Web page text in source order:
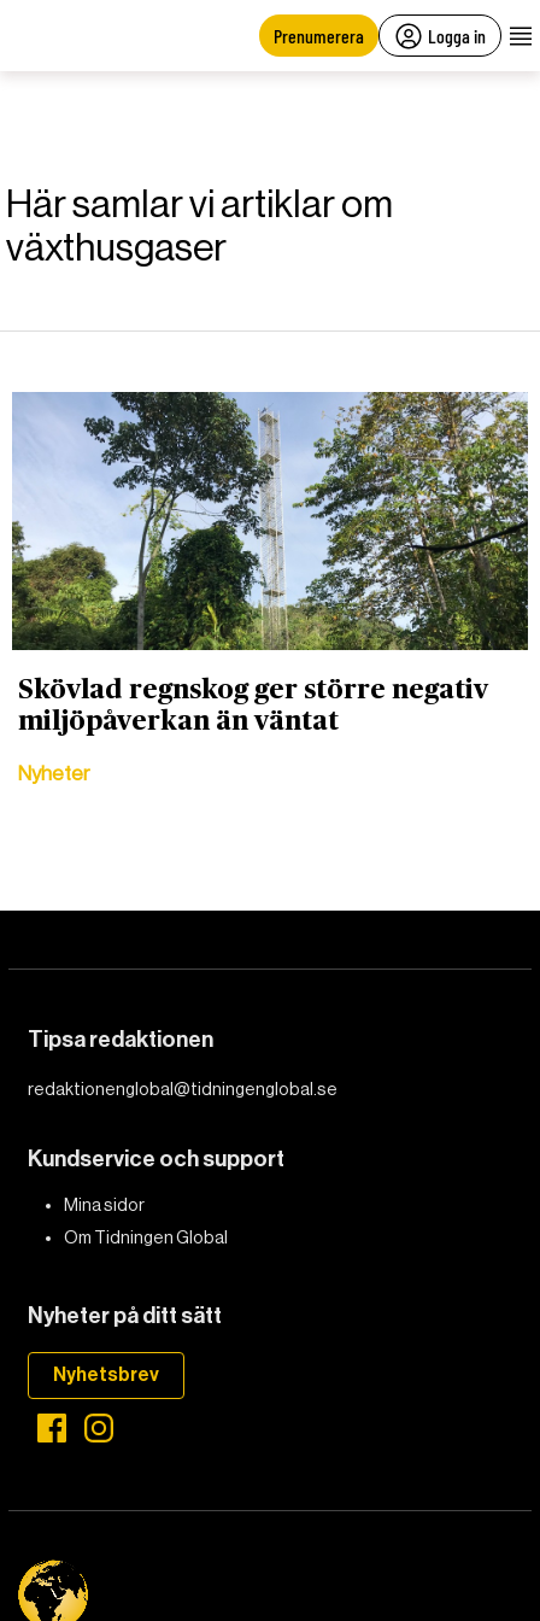
Prenumerera Logga in
Här samlar vi artiklar om
växthusgaser
Skövlad regnskog ger större negativ
miljöpåverkan än väntat
Nyheter
Tipsa redaktionen
redaktionenglobal@tidningenglobal.se
Kundservice och support
Mina sidor
Om Tidningen Global
Nyheter på ditt sätt
Nyhetsbrev